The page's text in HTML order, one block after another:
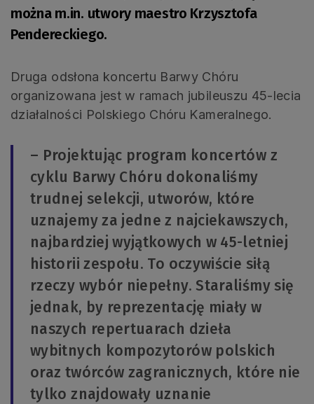
można m.in. utwory maestro Krzysztofa
Pendereckiego.
Druga odsłona koncertu Barwy Chóru
organizowana jest w ramach jubileuszu 45-lecia
działalności Polskiego Chóru Kameralnego.
– Projektując program koncertów z
cyklu Barwy Chóru dokonaliśmy
trudnej selekcji, utworów, które
uznajemy za jedne z najciekawszych,
najbardziej wyjątkowych w 45-letniej
historii zespołu. To oczywiście siłą
rzeczy wybór niepełny. Staraliśmy się
jednak, by reprezentację miały w
naszych repertuarach dzieła
wybitnych kompozytorów polskich
oraz twórców zagranicznych, które nie
tylko znajdowały uznanie